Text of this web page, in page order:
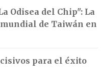
Odisea del Chip": La
de Taiwán en
para el éxito